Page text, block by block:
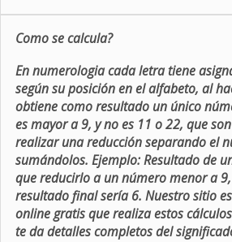
Como se calcula?
En numerologia cada letra tiene
según su posición en el alfabeto, al
obtiene como resultado un único
es mayor a 9, y no es 11 o 22, que
realizar una reducción separando el
sumándolos. Ejemplo: Resultado de
que reducirlo a un número menor a
resultado final sería 6. Nuestro sitio
online gratis que realiza estos
te da detalles completos del